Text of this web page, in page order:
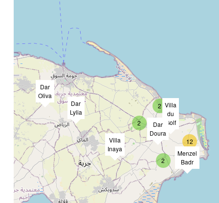
Dar
Lylia
Dar
Oliva
Villa
Inaya
Villa
du
Golf
2
Dar
Doura
2
2
Menzel
Badr
12